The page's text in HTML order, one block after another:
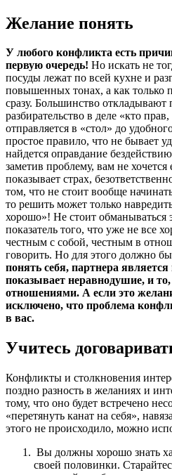
Желание понять
У любого конфликта есть
первую очередь! Но искать не
посуды лежат по всей кухне и
повышенных тонах, а как только
сразу. Большинство
разбирательство в деле «кто
отправляется в «стол» до
простое правило, что не бывает
найдется оправдание
заметив проблему, вам не
показывает страх,
том, что не стоит вообще
то решить может только
хорошо»! Не стоит обманываться
показатель того, что уже не все
честным с собой, честным в
говорить. Но для этого должно
понять себя, партнера
показывает неравнодушие, и
отношениями. А если это
исключено, что проблема
в вас.
Учитесь
Конфликты и столкновения
поздно разность в желаниях и
тому, что оно будет встречено
«перетянуть канат на себя»,
этого не происходило, можно
Вы должны хорошо знать
своей половинки.